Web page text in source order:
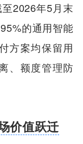
2026年5月末
的通用智能
方案均保留用
、额度管理防
价值跃迁